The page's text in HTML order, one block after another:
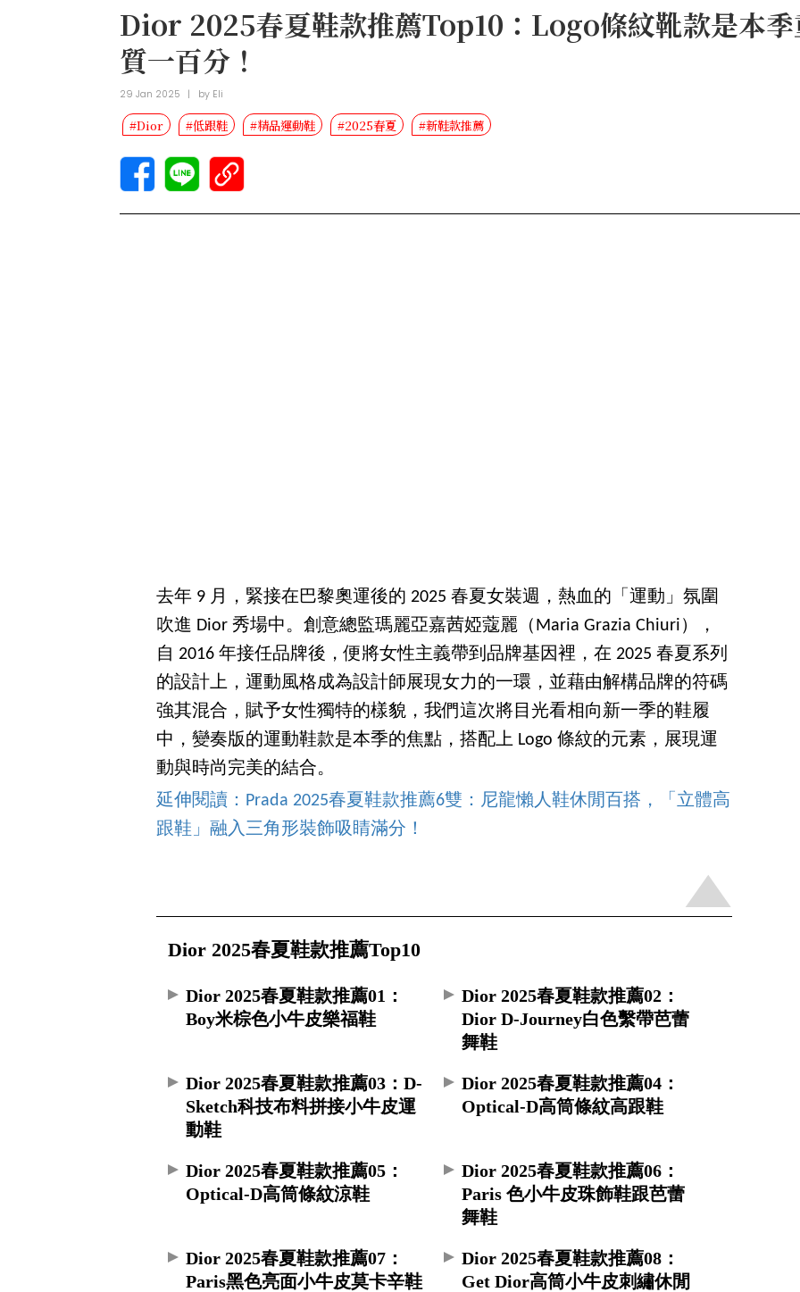
Dior 2025春夏鞋款推薦Top10：Logo條紋靴款是本
質一百分！
29 Jan 2025 | by Eli
#Dior #低跟鞋 #精品運動鞋 #2025春夏 #新鞋款推薦
去年 9 月，緊接在巴黎奧運後的 2025 春夏女裝週，熱血的「運動」氛圍
吹進 Dior 秀場中。創意總監瑪麗亞嘉茜婭蔻麗（Maria Grazia Chiuri），
自 2016 年接任品牌後，便將女性主義帶到品牌基因裡，在 2025 春夏系列
的設計上，運動風格成為設計師展現女力的一環，並藉由解構品牌的符碼
強其混合，賦予女性獨特的樣貌，我們這次將目光看相向新一季的鞋履
中，變奏版的運動鞋款是本季的焦點，搭配上 Logo 條紋的元素，展現運
動與時尚完美的結合。
延伸閱讀：Prada 2025春夏鞋款推薦6雙：尼龍懶人鞋休閒百搭，「立體高
跟鞋」融入三角形裝飾吸睛滿分！
Dior 2025春夏鞋款推薦Top10
Dior 2025春夏鞋款推薦01：
Boy米棕色小牛皮樂福鞋
Dior 2025春夏鞋款推薦02：
Dior D-Journey白色繫帶芭蕾
舞鞋
Dior 2025春夏鞋款推薦03：D-
Sketch科技布料拼接小牛皮運
動鞋
Dior 2025春夏鞋款推薦04：
Optical-D高筒條紋高跟鞋
Dior 2025春夏鞋款推薦05：
Optical-D高筒條紋涼鞋
Dior 2025春夏鞋款推薦06：
Paris 色小牛皮珠飾鞋跟芭蕾
舞鞋
Dior 2025春夏鞋款推薦07：
Paris黑色亮面小牛皮莫卡辛鞋
Dior 2025春夏鞋款推薦08：
Get Dior高筒小牛皮刺繡休閒